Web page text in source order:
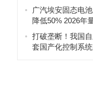
广汽埃安固态电
降低50% 2026年
打破垄断！我国
套国产化控制系